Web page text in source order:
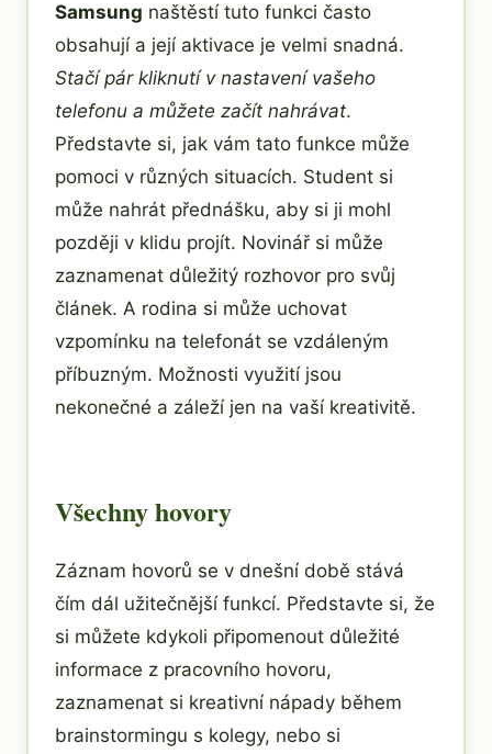
Samsung naštěstí tuto funkci často
obsahují a její aktivace je velmi snadná.
Stačí pár kliknutí v nastavení vašeho
telefonu a můžete začít nahrávat.
Představte si, jak vám tato funkce může
pomoci v různých situacích. Student si
může nahrát přednášku, aby si ji mohl
později v klidu projít. Novinář si může
zaznamenat důležitý rozhovor pro svůj
článek. A rodina si může uchovat
vzpomínku na telefonát se vzdáleným
příbuzným. Možnosti využití jsou
nekonečné a záleží jen na vaší kreativitě.
Všechny hovory
Záznam hovorů se v dnešní době stává
čím dál užitečnější funkcí. Představte si, že
si můžete kdykoli připomenout důležité
informace z pracovního hovoru,
zaznamenat si kreativní nápady během
brainstormingu s kolegy, nebo si